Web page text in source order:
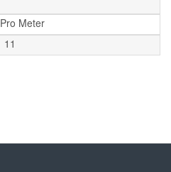
Pro Meter
11